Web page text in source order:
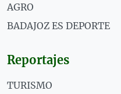
AGRO
BADAJOZ ES DEPORTE
Reportajes
TURISMO